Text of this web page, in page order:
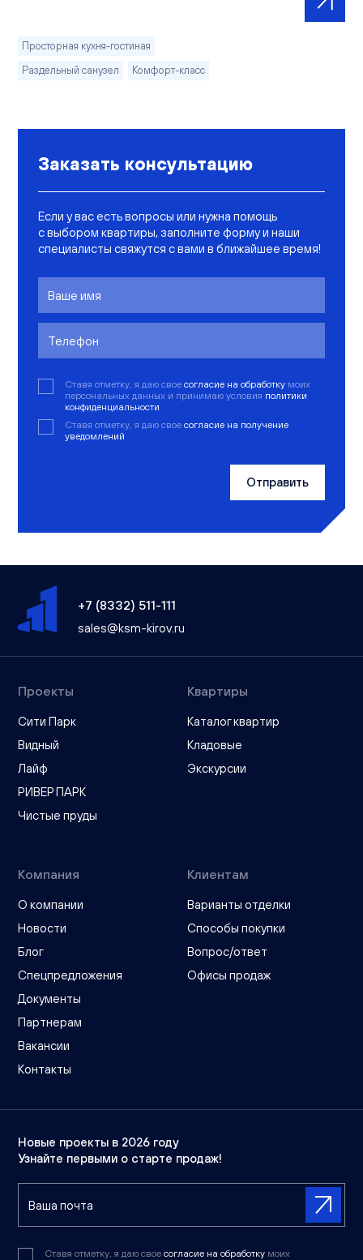
Просторная кухня-гостиная
Раздельный санузел
Комфорт-класс
Заказать консультацию
Если у вас есть вопросы или нужна помощь
с выбором квартиры, заполните форму и наши
специалисты свяжутся с вами в ближайшее время!
Ставя отметку, я даю свое согласие на обработку моих
персональных данных и принимаю условия политики
конфиденциальности
Ставя отметку, я даю свое согласие на получение
уведомлений
Отправить
+7 (8332) 511-111
sales@ksm-kirov.ru
Проекты
Сити Парк
Видный
Лайф
РИВЕР ПАРК
Чистые пруды
Квартиры
Каталог квартир
Кладовые
Экскурсии
Компания
О компании
Новости
Блог
Спецпредложения
Документы
Партнерам
Вакансии
Контакты
Клиентам
Варианты отделки
Способы покупки
Вопрос/ответ
Офисы продаж
Новые проекты в 2026 году
Узнайте первыми о старте продаж!
Ставя отметку, я даю свое согласие на обработку моих